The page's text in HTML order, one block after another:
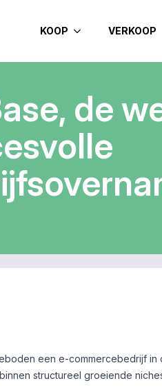
KOOP VERKOOP
de
een e-commercebedrijf in
structureel groeiende